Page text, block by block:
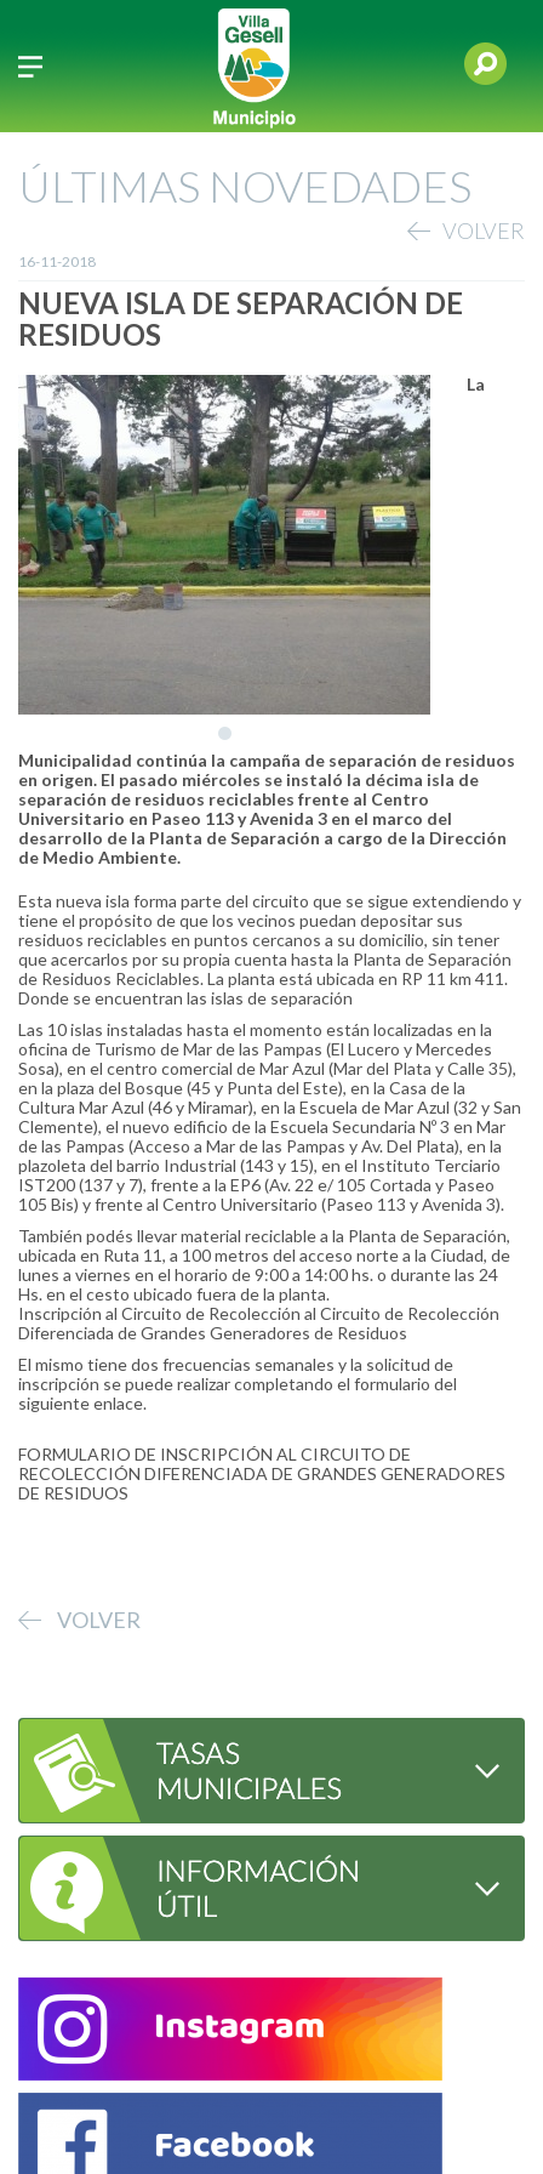
ÚLTIMAS NOVEDADES
VOLVER
16-11-2018
NUEVA ISLA DE SEPARACIÓN DE
RESIDUOS
La
Municipalidad continúa la campaña de separación de residuos
en origen. El pasado miércoles se instaló la décima isla de
separación de residuos reciclables frente al Centro
Universitario en Paseo 113 y Avenida 3 en el marco del
desarrollo de la Planta de Separación a cargo de la Dirección
de Medio Ambiente.
Esta nueva isla forma parte del circuito que se sigue extendiendo y
tiene el propósito de que los vecinos puedan depositar sus
residuos reciclables en puntos cercanos a su domicilio, sin tener
que acercarlos por su propia cuenta hasta la Planta de Separación
de Residuos Reciclables. La planta está ubicada en RP 11 km 411.
Donde se encuentran las islas de separación
Las 10 islas instaladas hasta el momento están localizadas en la
oficina de Turismo de Mar de las Pampas (El Lucero y Mercedes
Sosa), en el centro comercial de Mar Azul (Mar del Plata y Calle 35),
en la plaza del Bosque (45 y Punta del Este), en la Casa de la
Cultura Mar Azul (46 y Miramar), en la Escuela de Mar Azul (32 y San
Clemente), el nuevo edificio de la Escuela Secundaria Nº 3 en Mar
de las Pampas (Acceso a Mar de las Pampas y Av. Del Plata), en la
plazoleta del barrio Industrial (143 y 15), en el Instituto Terciario
IST200 (137 y 7), frente a la EP6 (Av. 22 e/ 105 Cortada y Paseo
105 Bis) y frente al Centro Universitario (Paseo 113 y Avenida 3).
También podés llevar material reciclable a la Planta de Separación,
ubicada en Ruta 11, a 100 metros del acceso norte a la Ciudad, de
lunes a viernes en el horario de 9:00 a 14:00 hs. o durante las 24
Hs. en el cesto ubicado fuera de la planta.
Inscripción al Circuito de Recolección al Circuito de Recolección
Diferenciada de Grandes Generadores de Residuos
El mismo tiene dos frecuencias semanales y la solicitud de
inscripción se puede realizar completando el formulario del
siguiente enlace.
FORMULARIO DE INSCRIPCIÓN AL CIRCUITO DE
RECOLECCIÓN DIFERENCIADA DE GRANDES GENERADORES
DE RESIDUOS
VOLVER